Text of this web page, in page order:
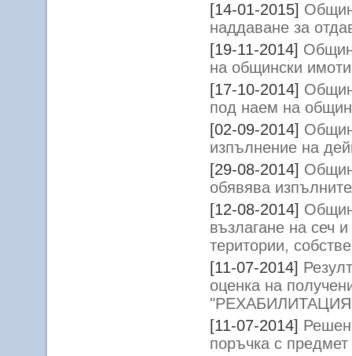
[14-01-2015]
наддаване за
[19-11-2014]
на общински имоти
[17-10-2014]
под наем на
[02-09-2014]
изпълнение на
[29-08-2014]
обявява
[12-08-2014]
възлагане на сеч
територии,
[11-07-2014]
оценка на
[11-07-2014]
поръчка с